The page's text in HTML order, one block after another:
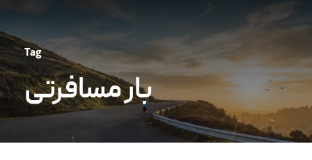
Tag
بار مسافرتی